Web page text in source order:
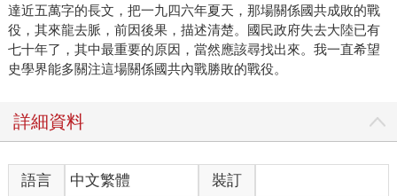
達近五萬字的長文，把一九四六年夏天，那場關係國共成敗的戰
役，其來龍去脈，前因後果，描述清楚。國民政府失去大陸已有
七十年了，其中最重要的原因，當然應該尋找出來。我一直希望
史學界能多關注這場關係國共內戰勝敗的戰役。
詳細資料
語言 中文繁體
裝訂